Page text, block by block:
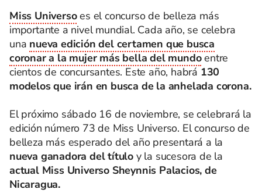
Miss Universoes el concurso de belleza más
importante a nivel mundial. Cada año, se celebra
una nueva edición del certamen que busca
coronar a la mujer más bella del mundoentre
cientos de concursantes. Este año, habrá 130
modelos que irán en busca de la anhelada corona.
El próximo sábado 16 de noviembre, se celebrará la
edición número 73 de Miss Universo. El concurso de
belleza más esperado del año presentará a la
nueva ganadora del título y la sucesora de la
actual Miss Universo Sheynnis Palacios, de
Nicaragua.